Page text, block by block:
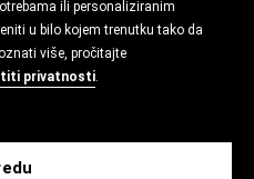
ili personaliziranim
u bilo kojem trenutku tako da
više, pročitajte
privatnosti.